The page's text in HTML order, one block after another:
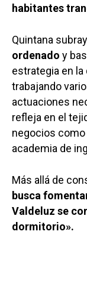
habitantes
Quintana
ordenado y
estrategia en la
trabajando
actuaciones
refleja en el
negocios como
academia de
Más allá de
busca
Valdeluz se
dormitorio».